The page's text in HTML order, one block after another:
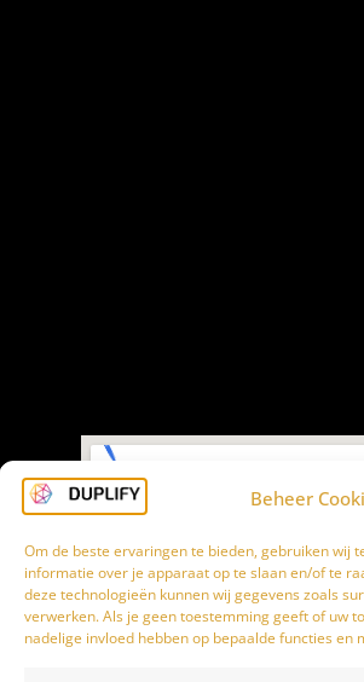
Beheer
Om de beste ervaringen te bieden, gebruiken wij
informatie over je apparaat op te slaan en/of te
deze technologieën kunnen wij gegevens zoals
verwerken. Als je geen toestemming geeft of uw
nadelige invloed hebben op bepaalde functies en